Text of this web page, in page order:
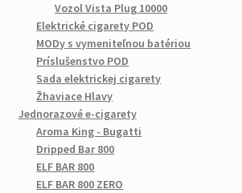
Vozol Vista Plug 10000
Elektrické cigarety POD
MODy s vymeniteľnou batériou
Príslušenstvo POD
Sada elektrickej cigarety
Žhaviace Hlavy
Jednorazové e-cigarety
Aroma King - Bugatti
Dripped Bar 800
ELF BAR 800
ELF BAR 800 ZERO